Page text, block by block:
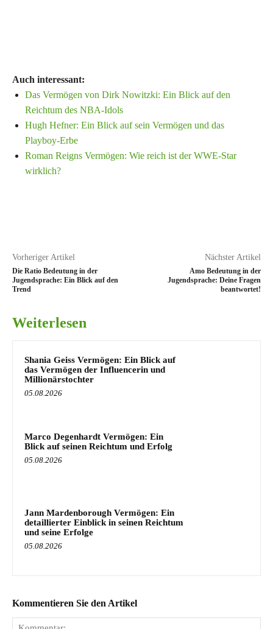
Auch interessant:
Das Vermögen von Dirk Nowitzki: Ein Blick auf den
Reichtum des NBA-Idols
Hugh Hefner: Ein Blick auf sein Vermögen und das
Playboy-Erbe
Roman Reigns Vermögen: Wie reich ist der WWE-Star
wirklich?
Vorheriger Artikel
Die Ratio Bedeutung in der
Jugendsprache: Ein Blick auf den
Trend
Nächster Artikel
Amo Bedeutung in der
Jugendsprache: Deine Fragen
beantwortet!
Weiterlesen
Shania Geiss Vermögen: Ein Blick auf
das Vermögen der Influencerin und
Millionärstochter
05.08.2026
Marco Degenhardt Vermögen: Ein
Blick auf seinen Reichtum und Erfolg
05.08.2026
Jann Mardenborough Vermögen: Ein
detaillierter Einblick in seinen Reichtum
und seine Erfolge
05.08.2026
Kommentieren Sie den Artikel